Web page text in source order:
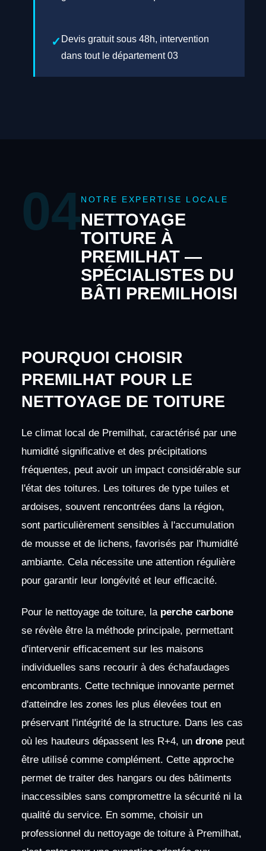
Devis gratuit sous 48h, intervention
dans tout le département 03
04 NOTRE EXPERTISE LOCALE
NETTOYAGE
TOITURE À
PREMILHAT —
SPÉCIALISTES DU
BÂTI PREMILHOISI
POURQUOI CHOISIR
PREMILHAT POUR LE
NETTOYAGE DE TOITURE
Le climat local de Premilhat, caractérisé par une
humidité significative et des précipitations
fréquentes, peut avoir un impact considérable sur
l'état des toitures. Les toitures de type tuiles et
ardoises, souvent rencontrées dans la région,
sont particulièrement sensibles à l'accumulation
de mousse et de lichens, favorisés par l'humidité
ambiante. Cela nécessite une attention régulière
pour garantir leur longévité et leur efficacité.
Pour le nettoyage de toiture, la perche carbone
se révèle être la méthode principale, permettant
d'intervenir efficacement sur les maisons
individuelles sans recourir à des échafaudages
encombrants. Cette technique innovante permet
d'atteindre les zones les plus élevées tout en
préservant l'intégrité de la structure. Dans les cas
où les hauteurs dépassent les R+4, un dronepeut
être utilisé comme complément. Cette approche
permet de traiter des hangars ou des bâtiments
inaccessibles sans compromettre la sécurité ni la
qualité du service. En somme, choisir un
professionnel du nettoyage de toiture à Premilhat,